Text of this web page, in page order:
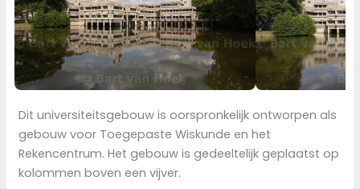
Dit universiteitsgebouw is oorspronkelijk ontworpen als
gebouw voor Toegepaste Wiskunde en het
Rekencentrum. Het gebouw is gedeeltelijk geplaatst op
kolommen boven een vijver.